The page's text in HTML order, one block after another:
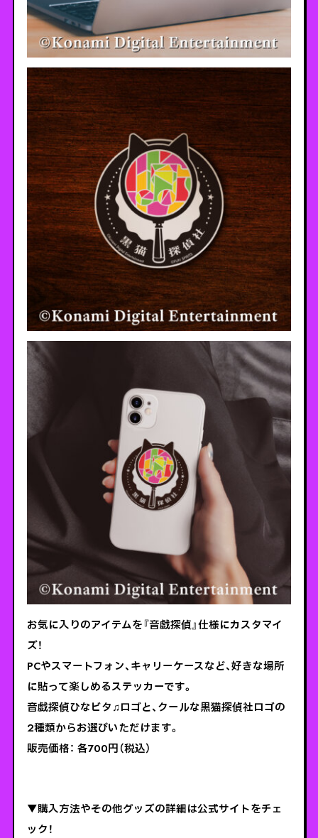
お気に入りのアイテムを『音戯探偵』仕様にカスタマイ
ズ！
PCやスマートフォン、キャリーケースなど、好きな場所
に貼って楽しめるステッカーです。
音戯探偵ひなビタ♫ロゴと、クールな黒猫探偵社ロゴの
2種類からお選びいただけます。
販売価格： 各700円（税込）
▼購入方法やその他グッズの詳細は公式サイトをチェ
ック！